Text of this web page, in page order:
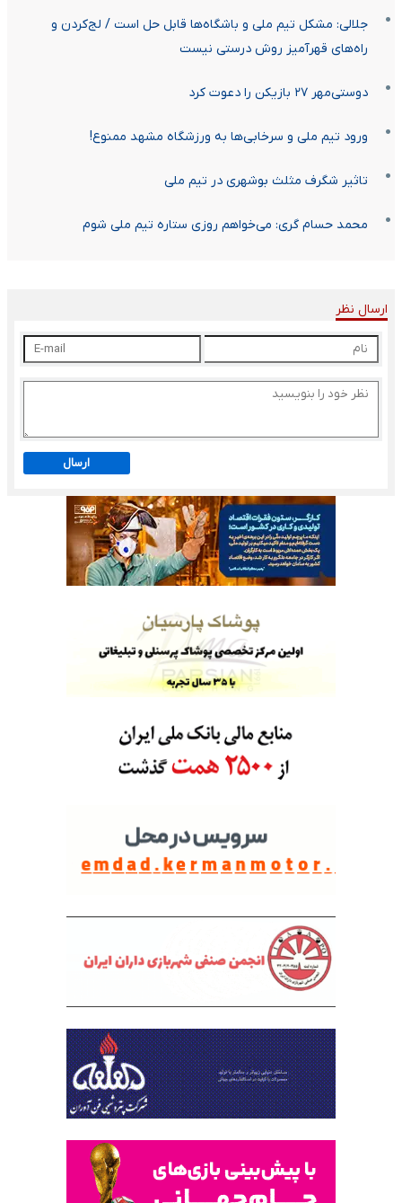
جلالی: مشکل تیم ملی و باشگاه‌ها قابل حل است / لج‌کردن و
راه‌های قهرآمیز روش درستی نیست
دوستی‌مهر ۲۷ بازیکن را دعوت کرد
ورود تیم ملی و سرخابی‌ها به ورزشگاه مشهد ممنوع!
تاثیر شگرف مثلث بوشهری در تیم ملی
محمد حسام گری: می‌خواهم روزی ستاره تیم ملی شوم
ارسال نظر
ارسال